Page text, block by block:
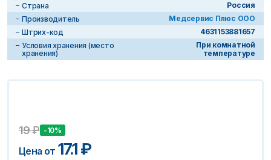
Страна
Россия
Производитель
Медсервис Плюс ООО
Штрих-код
4631153881657
Условия хранения (место
хранения)
При комнатной
температуре
19₽ -10%
Цена от 17.1₽